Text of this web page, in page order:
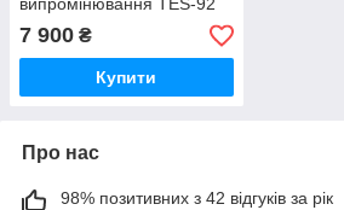
випромінювання TES-92
7 900 ₴
Купити
Про нас
98% позитивних з 42 відгуків за рік